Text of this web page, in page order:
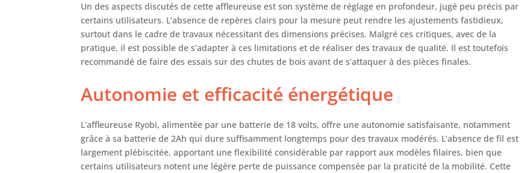
Un des aspects discutés de cette affleureuse est son système de réglage en profondeur, jugé peu précis par
certains utilisateurs. L’absence de repères clairs pour la mesure peut rendre les ajustements fastidieux,
surtout dans le cadre de travaux nécessitant des dimensions précises. Malgré ces critiques, avec de la
pratique, il est possible de s’adapter à ces limitations et de réaliser des travaux de qualité. Il est toutefois
recommandé de faire des essais sur des chutes de bois avant de s’attaquer à des pièces finales.
Autonomie et efficacité énergétique
L’affleureuse Ryobi, alimentée par une batterie de 18 volts, offre une autonomie satisfaisante, notamment
grâce à sa batterie de 2Ah qui dure suffisamment longtemps pour des travaux modérés. L’absence de fil est
largement plébiscitée, apportant une flexibilité considérable par rapport aux modèles filaires, bien que
certains utilisateurs notent une légère perte de puissance compensée par la praticité de la mobilité. Cette